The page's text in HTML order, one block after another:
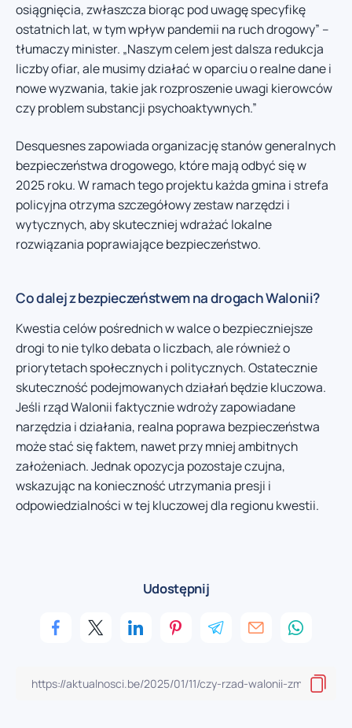
osiągnięcia, zwłaszcza biorąc pod uwagę specyfikę
ostatnich lat, w tym wpływ pandemii na ruch drogowy” –
tłumaczy minister. „Naszym celem jest dalsza redukcja
liczby ofiar, ale musimy działać w oparciu o realne dane i
nowe wyzwania, takie jak rozproszenie uwagi kierowców
czy problem substancji psychoaktywnych.”
Desquesnes zapowiada organizację stanów generalnych
bezpieczeństwa drogowego, które mają odbyć się w
2025 roku. W ramach tego projektu każda gmina i strefa
policyjna otrzyma szczegółowy zestaw narzędzi i
wytycznych, aby skuteczniej wdrażać lokalne
rozwiązania poprawiające bezpieczeństwo.
Co dalej z bezpieczeństwem na drogach Walonii?
Kwestia celów pośrednich w walce o bezpieczniejsze
drogi to nie tylko debata o liczbach, ale również o
priorytetach społecznych i politycznych. Ostatecznie
skuteczność podejmowanych działań będzie kluczowa.
Jeśli rząd Walonii faktycznie wdroży zapowiadane
narzędzia i działania, realna poprawa bezpieczeństwa
może stać się faktem, nawet przy mniej ambitnych
założeniach. Jednak opozycja pozostaje czujna,
wskazując na konieczność utrzymania presji i
odpowiedzialności w tej kluczowej dla regionu kwestii.
Udostępnij